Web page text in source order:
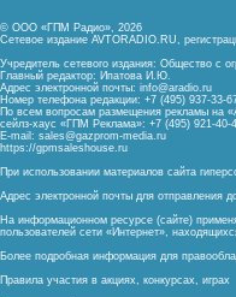
© ООО «ГПМ Радио», 2026
Сетевое издание AVTORADIO.RU,
Учредитель сетевого издания: Общество с
Главный редактор: Ипатова И.Ю.
Адрес электронной почты: info@aradio.ru
Номер телефона редакции: +7 (495) 937-33-
По всем вопросам размещения рекламы на
сейлз-хаус «ГПМ Реклама»: +7 (495) 921-40-
E-mail: sales@gazprom-media.ru
https://gpmsaleshouse.ru
При использовании материалов сайта
Адрес электронной почты для отправления
На информационном ресурсе (сайте)
пользователей сети «Интернет»,
Более подробная информация для
Правила участия в акциях, конкурсах, играх